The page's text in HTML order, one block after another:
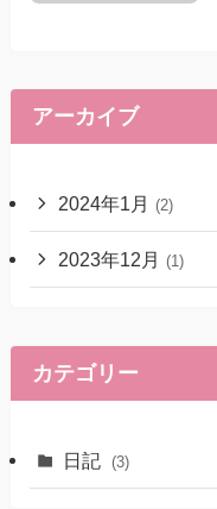
アーカイブ
2024年1月 (2)
2023年12月 (1)
カテゴリー
日記 (3)